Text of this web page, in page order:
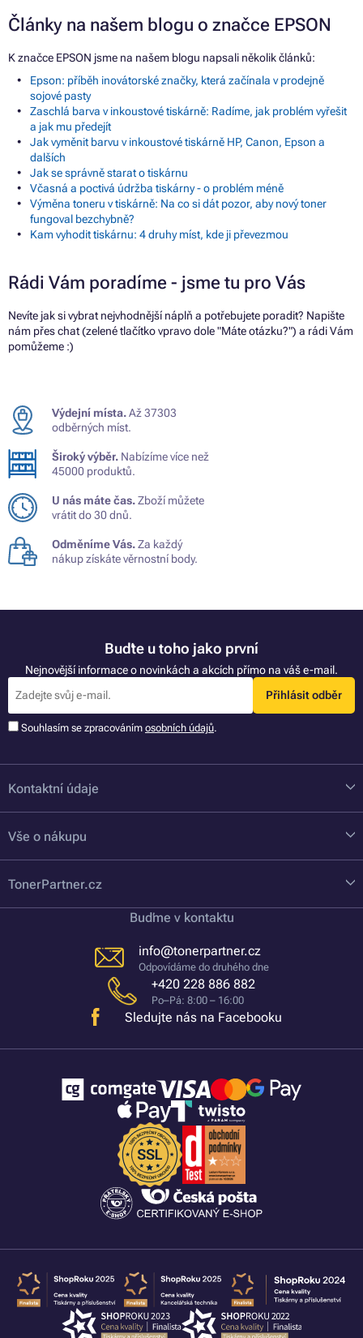
Články na našem blogu o značce EPSON
K značce EPSON jsme na našem blogu napsali několik článků:
Epson: příběh inovátorské značky, která začínala v prodejně
sojové pasty
Zaschlá barva v inkoustové tiskárně: Radíme, jak problém vyřešit
a jak mu předejít
Jak vyměnit barvu v inkoustové tiskárně HP, Canon, Epson a
dalších
Jak se správně starat o tiskárnu
Včasná a poctivá údržba tiskárny - o problém méně
Výměna toneru v tiskárně: Na co si dát pozor, aby nový toner
fungoval bezchybně?
Kam vyhodit tiskárnu: 4 druhy míst, kde ji převezmou
Rádi Vám poradíme - jsme tu pro Vás
Nevíte jak si vybrat nejvhodnější náplň a potřebujete poradit? Napište
nám přes chat (zelené tlačítko vpravo dole "Máte otázku?") a rádi Vám
pomůžeme :)
Výdejní místa.Až 37303
odběrných míst.
Široký výběr. Nabízíme více než
45000 produktů.
U nás máte čas.Zboží můžete
vrátit do 30 dnů.
Odměníme Vás.Za každý
nákup získáte věrnostní body.
Buďte u toho jako první
Nejnovější informace o novinkách a akcích přímo na váš e-mail.
Přihlásit odběr
Souhlasím se zpracováním osobních údajů.
Kontaktní údaje
Vše o nákupu
TonerPartner.cz
Buďme v kontaktu
info@tonerpartner.cz
Odpovídáme do druhého dne
+420 228 886 882
Po–Pá: 8:00 – 16:00
Sledujte nás na Facebooku